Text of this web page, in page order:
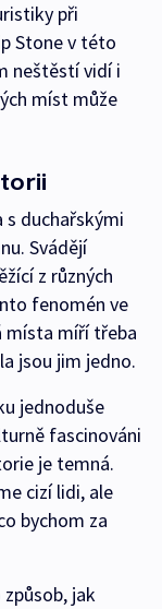
při
Stone v této
neštěstí vidí i
míst může
s duchařskými
Svádějí
z různých
fenomén ve
místa míří třeba
jsou jim jedno.
jednoduše
fascinováni
je temná.
cizí lidi, ale
bychom za
jak